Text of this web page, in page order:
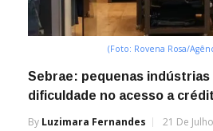
(Foto: Rovena Rosa/
Sebrae: pequenas indústrias
dificuldade no acesso a
By Luzimara Fernandes 21 De